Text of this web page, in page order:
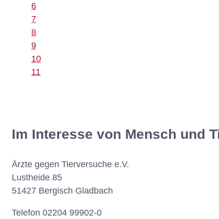
6
7
8
9
10
11
Im Interesse von Mensch und
Ärzte gegen Tierversuche e.V.
Lustheide 85
51427 Bergisch Gladbach
Telefon 02204 99902-0